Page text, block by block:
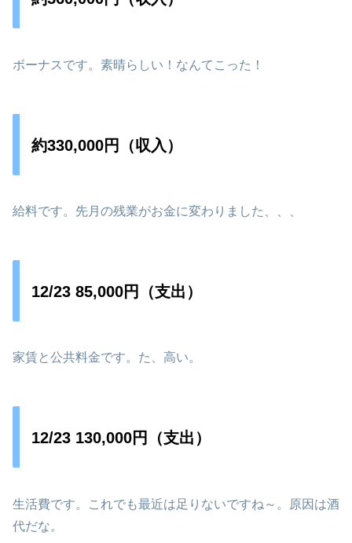
ボーナスです。素晴らしい！なんてこった！
約330,000円（収入）
給料です。先月の残業がお金に変わりました、、、
12/23 85,000円（支出）
家賃と公共料金です。た、高い。
12/23 130,000円（支出）
生活費です。これでも最近は足りないですね～。原因は酒
代だな。